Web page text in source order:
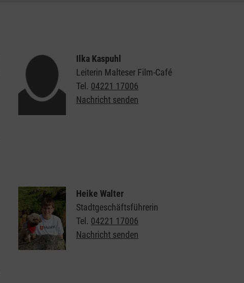
Ilka Kaspuhl
Leiterin Malteser Film-Café
Tel. 04221 17006
Nachricht senden
Heike Walter
Stadtgeschäftsführerin
Tel. 04221 17006
Nachricht senden